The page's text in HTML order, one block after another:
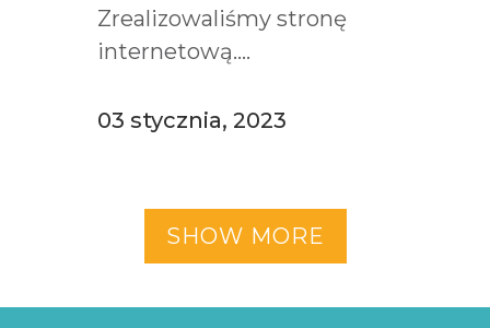
Zrealizowaliśmy stronę
internetową....
03 stycznia, 2023
SHOW MORE